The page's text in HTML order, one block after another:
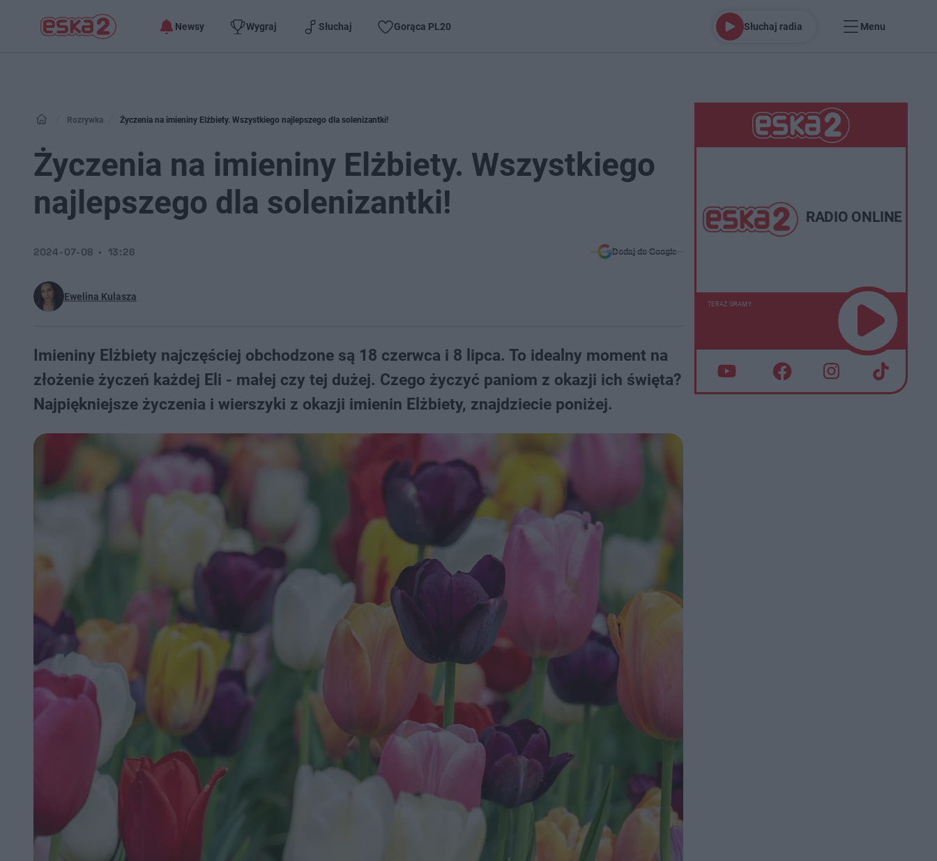
Newsy Wygraj Słuchaj Gorąca PL20 Słuchaj radia Menu
Rozrywka Życzenia na imieniny Elżbiety. Wszystkiego najlepszego dla solenizantki!
Życzenia na imieniny Elżbiety. Wszystkiego
najlepszego dla solenizantki!
Ewelina Kulasza
2024-07-08 13:26 Dodaj do Google
Imieniny Elżbiety najczęściej obchodzone są 18 czerwca i 8 lipca. To idealny moment na
złożenie życzeń każdej Eli - małej czy tej dużej. Czego życzyć paniom z okazji ich święta?
Najpiękniejsze życzenia i wierszyki z okazji imienin Elżbiety, znajdziecie poniżej.
RADIO ONLINE
TERAZ GRAMY